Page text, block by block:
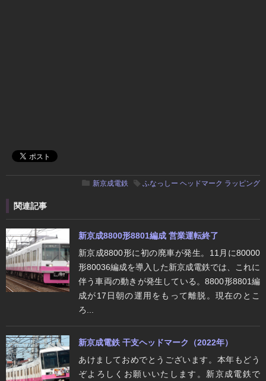
新京成電鉄 ふなっしー ヘッドマーク ラッピング
関連記事
新京成8800形8801編成 営業運転終了
新京成8800形に初の廃車が発生。11月に80000
形80036編成を導入した新京成電鉄では、これに
伴う車両の動きが発生している。8800形8801編
成が17日朝の運用をもって離脱。現在のとこ
ろ...
新京成電鉄 干支ヘッドマーク（2022年）
あけましておめでとうございます。本年もどう
ぞよろしくお願いいたします。新京成電鉄で